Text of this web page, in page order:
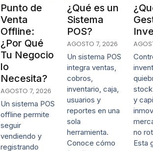
Punto de
Venta
Offline:
¿Por Qué
Tu Negocio
lo
Necesita?
AGOSTO 7, 2026
Un sistema POS
offline permite
seguir
vendiendo y
registrando
¿Qué es un
Sistema
POS?
AGOSTO 7, 2026
Un sistema POS
integra ventas,
cobros,
inventario, caja,
usuarios y
reportes en una
sola
herramienta.
Conoce cómo
y
no
Esta